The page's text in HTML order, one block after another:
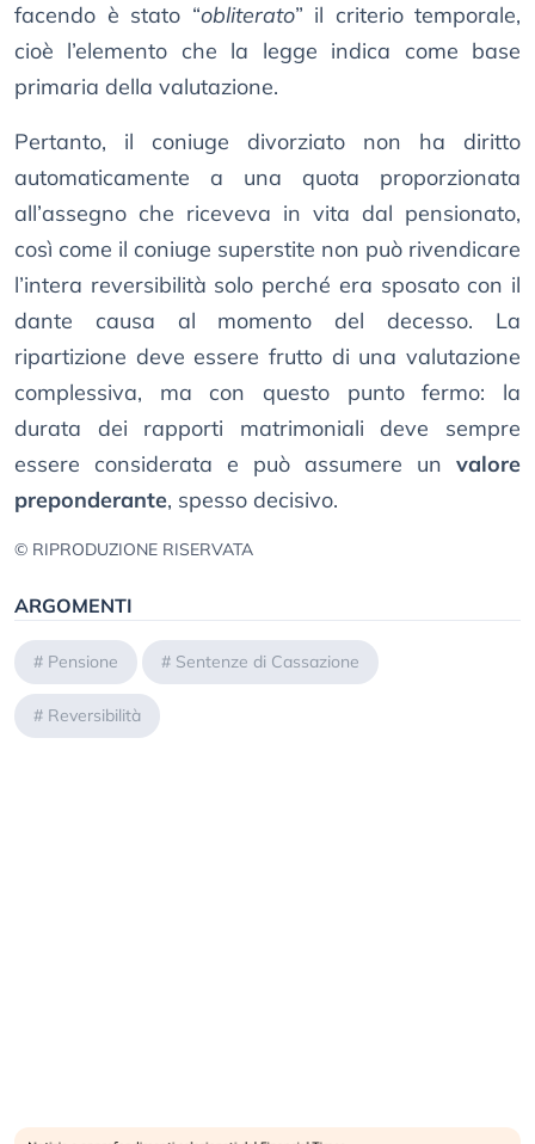
facendo è stato “obliterato” il criterio temporale,
cioè l’elemento che la legge indica come base
primaria della valutazione.
Pertanto, il coniuge divorziato non ha diritto
automaticamente a una quota proporzionata
all’assegno che riceveva in vita dal pensionato,
così come il coniuge superstite non può rivendicare
l’intera reversibilità solo perché era sposato con il
dante causa al momento del decesso. La
ripartizione deve essere frutto di una valutazione
complessiva, ma con questo punto fermo: la
durata dei rapporti matrimoniali deve sempre
essere considerata e può assumere un valore
preponderante, spesso decisivo.
© RIPRODUZIONE RISERVATA
ARGOMENTI
# Pensione # Sentenze di Cassazione
# Reversibilità